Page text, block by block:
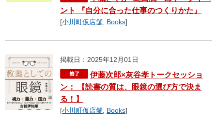
ント 『自分に合った仕事のつくりかた』
[小川町仮店舗, Books]
掲載日：2025年12月01日
伊藤次郎×灰谷孝トークセッショ
ン： 【読書の質は、眼鏡の選び方で決ま
る！】
[小川町仮店舗, Books]